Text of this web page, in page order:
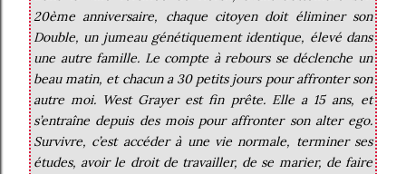
20ème anniversaire, chaque citoyen doit éliminer son
Double, un jumeau génétiquement identique, élevé dans
une autre famille. Le compte à rebours se déclenche un
beau matin, et chacun a 30 petits jours pour affronter son
autre moi. West Grayer est fin prête. Elle a 15 ans, et
s’entraîne depuis des mois pour affronter son alter ego.
Survivre, c’est accéder à une vie normale, terminer ses
études, avoir le droit de travailler, de se marier, de faire